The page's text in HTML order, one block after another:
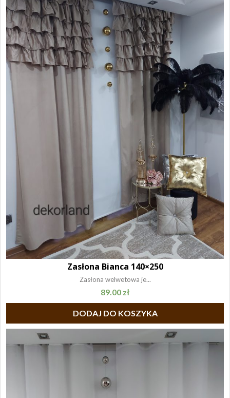
Zasłona Bianca 140×250
Zasłona welwetowa je...
89.00 zł
DODAJ DO KOSZYKA